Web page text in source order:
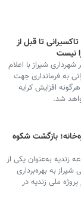
تا قبل از
نیست
شیراز با اعلام
به فرمانداری جهت
افزایش کرایه
شد.
بازگشت شکوه
زندیه به‌عنوان یکی از
به بهره‌برداری
ملی زندیه در